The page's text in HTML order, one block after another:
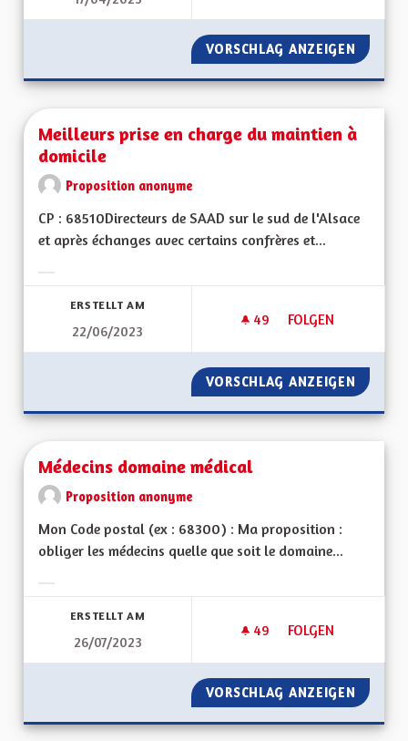
VORSCHLAG ANZEIGEN
Meilleurs prise en charge du maintien à
domicile
Proposition anonyme
CP : 68510Directeurs de SAAD sur le sud de l'Alsace
et après échanges avec certains confrères et...
ERSTELLT AM
22/06/2023
49 49 FOLLOWER
FOLGEN
MEILLEURS PRISE
VORSCHLAG ANZEIGEN
Médecins domaine médical
Proposition anonyme
Mon Code postal (ex : 68300) : Ma proposition :
obliger les médecins quelle que soit le domaine...
ERSTELLT AM
26/07/2023
49 49 FOLLOWER
FOLGEN
MÉDECINS
VORSCHLAG ANZEIGEN